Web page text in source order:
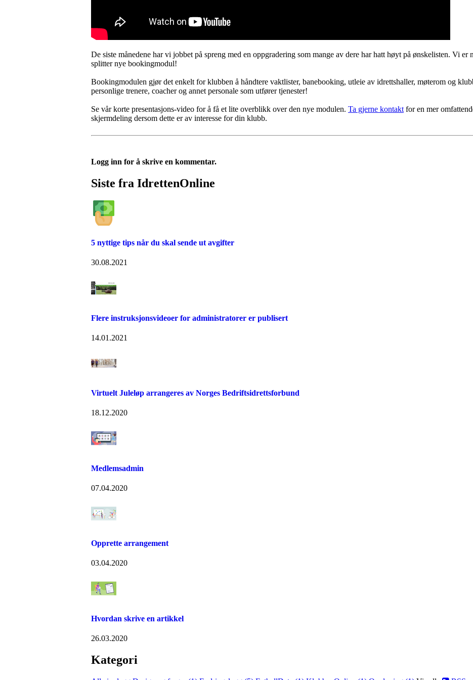
De siste månedene har vi jobbet på spreng med en oppgradering som mange av dere har hatt høyt på ønskelisten. Vi er
splitter nye bookingmodul!
Bookingmodulen gjør det enkelt for klubben å håndtere vaktlister, banebooking, utleie av idrettshaller, møterom og
personlige trenere, coacher og annet personale som utfører tjenester!
Se vår korte presentasjons-video for å få et lite overblikk over den nye modulen. Ta gjerne kontakt for en mer
skjermdeling dersom dette er av interesse for din klubb.
Logg inn for å skrive en kommentar.
Siste fra IdrettenOnline
5 nyttige tips når du skal sende ut avgifter
30.08.2021
Flere instruksjonsvideoer for administratorer er publisert
14.01.2021
Virtuelt Juleløp arrangeres av Norges Bedriftsidrettsforbund
18.12.2020
Medlemsadmin
07.04.2020
Opprette arrangement
03.04.2020
Hvordan skrive en artikkel
26.03.2020
Kategori